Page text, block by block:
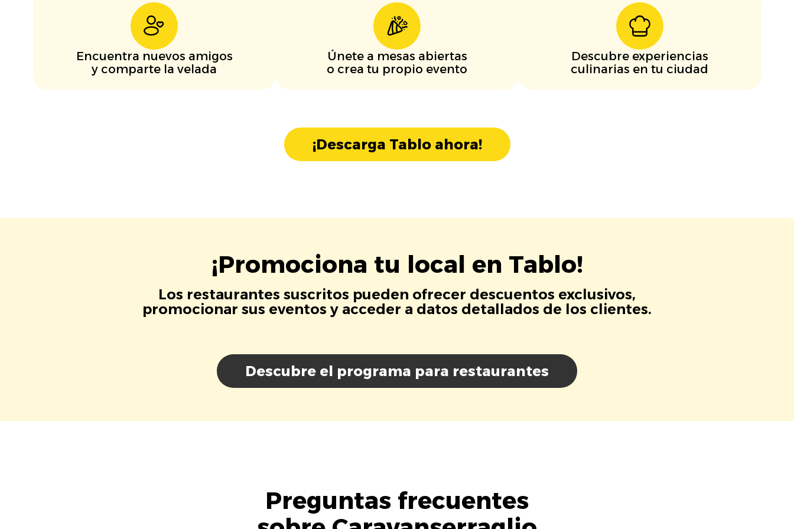
Encuentra nuevos amigos
y comparte la velada
Únete a mesas abiertas
o crea tu propio evento
Descubre experiencias
culinarias en tu ciudad
¡Descarga Tablo ahora!
¡Promociona tu local en Tablo!
Los restaurantes suscritos pueden ofrecer descuentos exclusivos,
promocionar sus eventos y acceder a datos detallados de los clientes.
Descubre el programa para restaurantes
Preguntas frecuentes